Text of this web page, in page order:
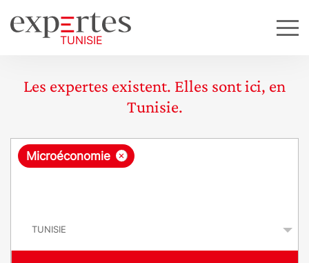
Les expertes existent. Elles sont ici, en
Tunisie.
R
ê
×
Microéconomie